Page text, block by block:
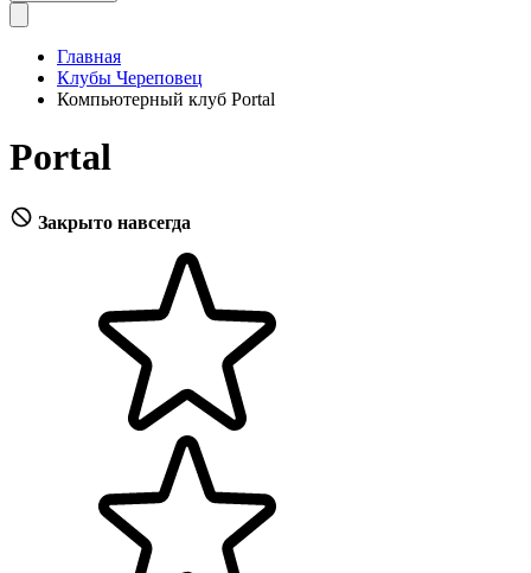
Главная
Клубы Череповец
Компьютерный клуб Portal
Portal
Закрыто навсегда